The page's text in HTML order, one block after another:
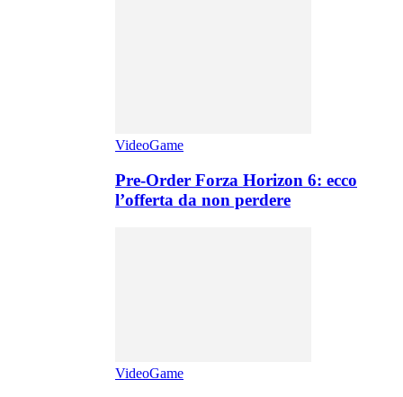
VideoGame
Pre-Order Forza Horizon 6: ecco
l’offerta da non perdere
VideoGame